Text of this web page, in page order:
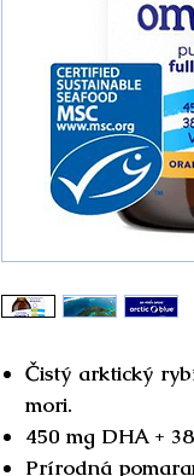
Čistý arktický
mori.
450 mg DHA +
Prírodná